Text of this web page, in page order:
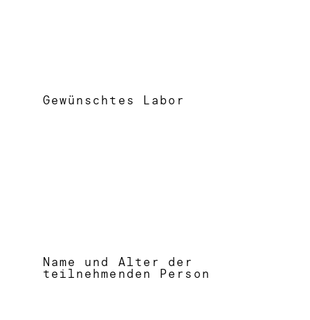
Gewünschtes Labor
Name und Alter der
teilnehmenden Person